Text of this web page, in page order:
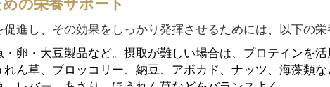
の栄養サポート
進し、その効果をしっかり発揮させるためには、以下の
卵・大豆製品など。摂取が難しい場合は、プロテインを活
ん草、ブロッコリー、納豆、アボカド、ナッツ、海藻類な